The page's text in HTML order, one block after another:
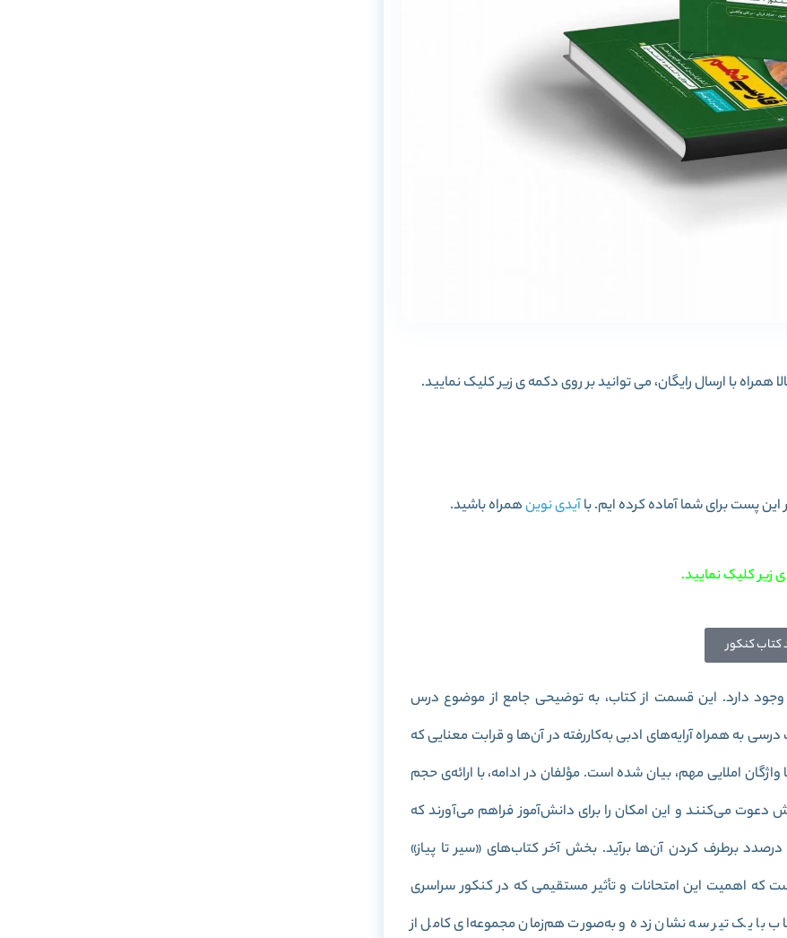
با ارسال رایگان، می توانید بر روی دکمه ی زیر کلیک نمایید.
آیدی نوینهمراه باشید.
زیر کلیک نمایید.
کتاب کنکور
دارد. این قسمت از کتاب، به توضیحی جامع از موضوع درس
به همراه آرایه‌های ادبی به‌کاررفته در آن‌ها و قرابت معنایی که
املایی مهم، بیان شده است. مؤلفان در ادامه، با ارائه‌ی حجم
دعوت می‌کنند و این امکان را برای دانش‌آموز فراهم می‌آورند که
برطرف کردن آن‌ها برآید. بخش آخر کتاب‌های «سیر تا پیاز»
که اهمیت این امتحانات و تأثیر مستقیمی که در کنکور سراسری
با یک تیر سه نشان زده و به‌صورت هم‌زمان مجموعه‌ای کامل از